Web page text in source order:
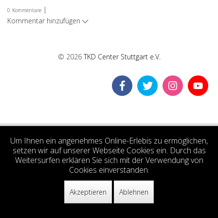
0 Kommentare |
Kommentar hinzufügen
© 2026TKD Center Stuttgart e.V.
Um Ihnen ein angenehmes Online-Erlebis zu ermöglichen,
setzen wir auf unserer Webseite Cookies ein. Durch das
Weitersurfen erklären Sie sich mit der Verwendung von
Cookies einverstanden.
Akzeptieren Ablehnen